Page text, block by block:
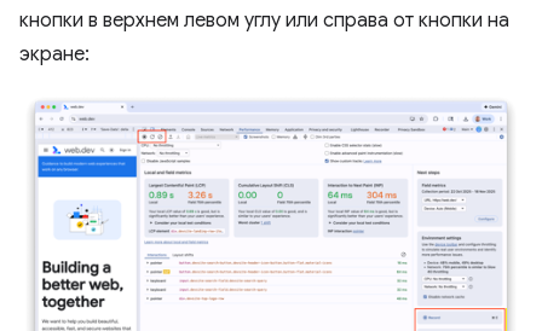
кнопки в верхнем левом углу или справа от кнопки на
экране: